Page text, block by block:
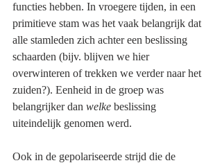
functies hebben. In vroegere tijden, in een
primitieve stam was het vaak belangrijk dat
alle stamleden zich achter een beslissing
schaarden (bijv. blijven we hier
overwinteren of trekken we verder naar het
zuiden?). Eenheid in de groep was
belangrijker dan welke beslissing
uiteindelijk genomen werd.
Ook in de gepolariseerde strijd die de